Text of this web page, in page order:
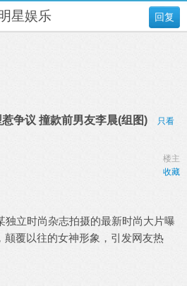
回复
星娱乐
争议 撞款前男友李晨(组图)
只看
楼主
收藏
独立时尚杂志拍摄的最新时尚大片曝
颠覆以往的女神形象，引发网友热